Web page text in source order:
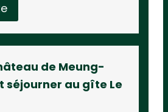
de Meung-
séjourner au gîte Le